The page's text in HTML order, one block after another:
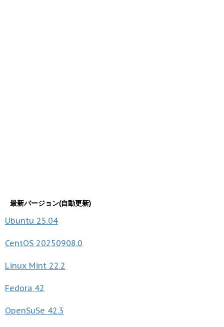
最新バージョン(自動更新)
Ubuntu 25.04
CentOS 20250908.0
Linux Mint 22.2
Fedora 42
OpenSuSe 42.3